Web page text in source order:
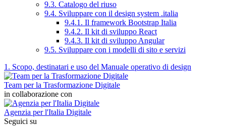
9.3. Catalogo del riuso
9.4. Sviluppare con il design system .italia
9.4.1. Il framework Bootstrap Italia
9.4.2. Il kit di sviluppo React
9.4.3. Il kit di sviluppo Angular
9.5. Sviluppare con i modelli di sito e servizi
1. Scopo, destinatari e uso del Manuale operativo di design
Team per la Trasformazione Digitale
in collaborazione con
Agenzia per l'Italia Digitale
Seguici su